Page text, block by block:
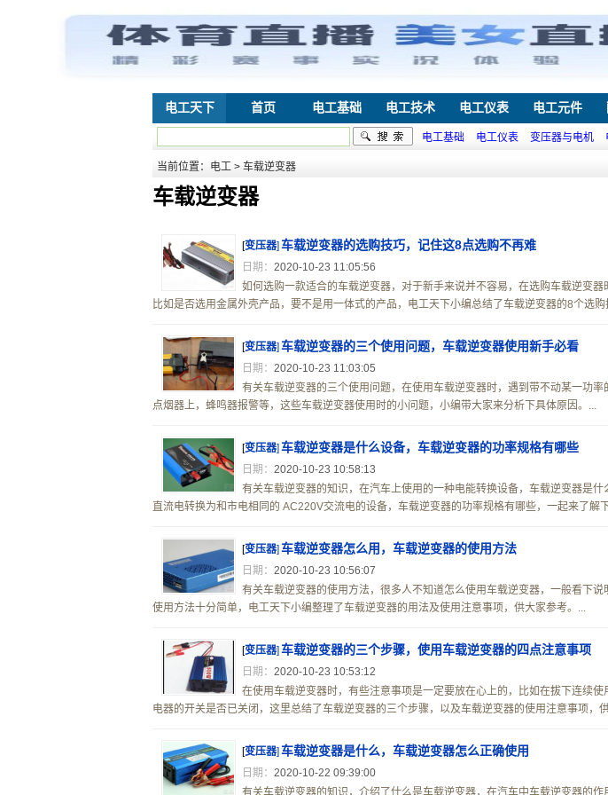
电工天下 首页 电工基础 电工技术 电工仪表 电工元件
电工基础 电工仪表 变压器与电机
当前位置： 电工 > 车载逆变器
车载逆变器
[变压器] 车载逆变器的选购技巧，记住这8点选购不再难
日期： 2020-10-23 11:05:56
如何选购一款适合的车载逆变器，对于新手来说并不容易，在选购车载逆变器
比如是否选用金属外壳产品，要不是用一体式的产品，电工天下小编总结了车载逆变器的8个选
[变压器] 车载逆变器的三个使用问题，车载逆变器使用新手必看
日期： 2020-10-23 11:03:05
有关车载逆变器的三个使用问题，在使用车载逆变器时，遇到带不动某一功
点烟器上，蜂鸣器报警等，这些车载逆变器使用时的小问题，小编带大家来分析下具体原因。...
[变压器] 车载逆变器是什么设备，车载逆变器的功率规格有哪些
日期： 2020-10-23 10:58:13
有关车载逆变器的知识，在汽车上使用的一种电能转换设备，车载逆变器是
直流电转换为和市电相同的 AC220V交流电的设备，车载逆变器的功率规格有哪些，一起来了解
[变压器] 车载逆变器怎么用，车载逆变器的使用方法
日期： 2020-10-23 10:56:07
有关车载逆变器的使用方法，很多人不知道怎么使用车载逆变器，一般看下说
使用方法十分简单，电工天下小编整理了车载逆变器的用法及使用注意事项，供大家参考。...
[变压器] 车载逆变器的三个步骤，使用车载逆变器的四点注意事项
日期： 2020-10-23 10:53:12
在使用车载逆变器时，有些注意事项是一定要放在心上的，比如在拔下连续使
电器的开关是否已关闭，这里总结了车载逆变器的三个步骤，以及车载逆变器的使用注意事项，
[变压器] 车载逆变器是什么，车载逆变器怎么正确使用
日期： 2020-10-22 09:39:00
有关车载逆变器的知识，介绍了什么是车载逆变器，在汽车中车载逆变器的